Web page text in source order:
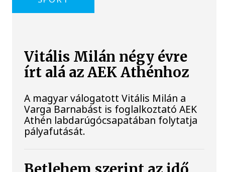
Vitális Milán négy évre
írt alá az AEK Athénhoz
A magyar válogatott Vitális Milán a
Varga Barnabást is foglalkoztató AEK
Athén labdarúgócsapatában folytatja
pályafutását.